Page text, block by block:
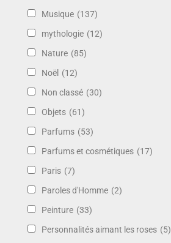
Musique (137)
mythologie (12)
Nature (85)
Noël (12)
Non classé (30)
Objets (61)
Parfums (53)
Parfums et cosmétiques (17)
Paris (7)
Paroles d'Homme (2)
Peinture (33)
Personnalités aimant les roses (5)